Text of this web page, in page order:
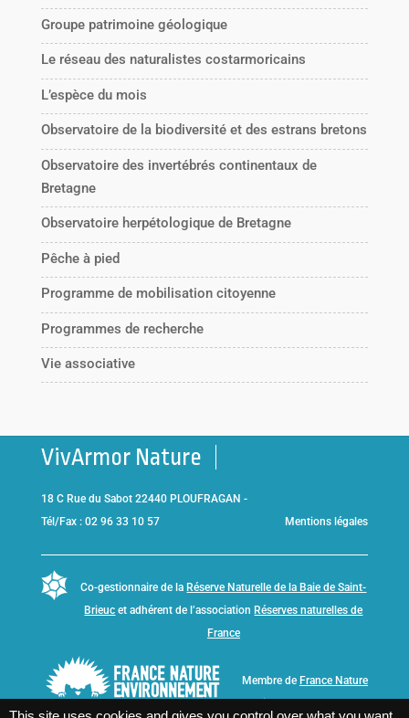
Groupe patrimoine géologique
Le réseau des naturalistes costarmoricains
L’espèce du mois
Observatoire de la biodiversité et des estrans bretons
Observatoire des invertébrés continentaux de
Bretagne
Observatoire herpétologique de Bretagne
Pêche à pied
Programme de mobilisation citoyenne
Programmes de recherche
Vie associative
VivArmor Nature
18 C Rue du Sabot 22440 PLOUFRAGAN -
Tél/Fax : 02 96 33 10 57
Mentions légales
Co-gestionnaire de la Réserve Naturelle de la Baie de Saint-
Brieuc et adhérent de l’association Réserves naturelles de
France
Membre de France Nature